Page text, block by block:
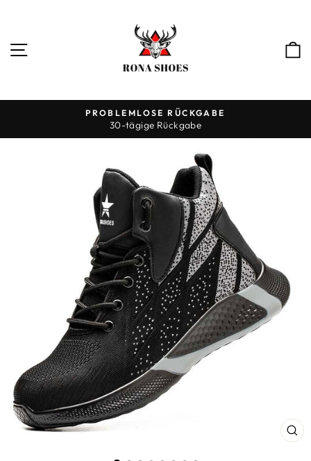
SEITENNAVIGATION
Pause
PROBLEMLOSE RÜCKGABE
30-tägige Rückgabe